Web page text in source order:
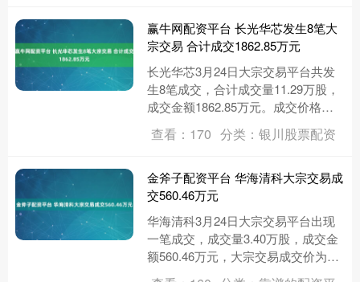
赢牛网配资平台 长光华芯发生8笔大
宗交易 合计成交1862.85万元
长光华芯3月24日大宗交易平台共发
生8笔成交，合计成交量11.29万股，
成交金额1862.85万元。成交价格均
15.81%。....
查看：170 分类：银川股票配资
金斧子配资平台 华海清科大宗交易成
交560.46万元
华海清科3月24日大宗交易平台出现
一笔成交，成交量3.40万股，成交金
额560.46万元，大宗交易成交价为